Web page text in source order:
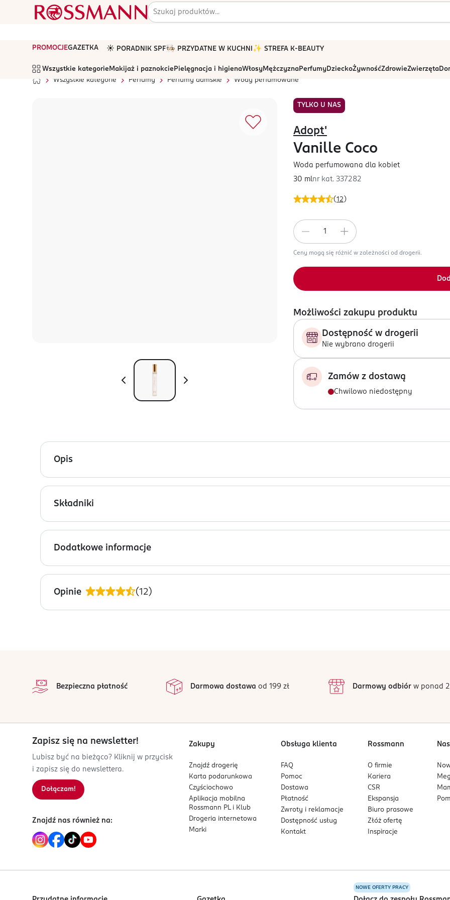
PROMOCJEGAZETKA ☀️ PORADNIK SPF🧑🏻‍🍳 PRZYDATNE W KUCHNI ✨ STREFA K-BEAUTY
Wszystkie kategorie Makijaż i paznokcie Pielęgnacja i higienaWłosyMężczyznaPerfumyDzieckoŻywnośćZdrowieZwierzęta
Wszystkie kategorie
Perfumy Perfumy damskie Wody perfumowane
TYLKO U NAS
(12 )
Adopt'
Vanille Coco
Woda perfumowana dla kobiet
30 mlnr kat. 337282
Ceny mogą się różnić w zależności od drogerii.
Możliwości zakupu produktu
Dostępność w drogerii
Nie wybrano drogerii
Zamów z dostawą
Chwilowo niedostępny
Opis
Adopt' Vanille Coco woda perfumowana dla kobiet o delikatnym i zmysłowym ciepłym aromacie. Zapach ten to
przyjemności! Kokos i wanilia łączą się, tworząc słoneczną podróż. Kwiat orchidei dopełnia ten duet słoneczną,
Składniki
Alcohol Denat. (77% Vol.), Aqua (Water), Parfum (Fragrance), Coumarin, Linalool, Benzyl Benzoate, Benzyl
Dodatkowe informacje
PRZYGOTOWANIE I STOSOWANIE
Spryskaj newralgiczne miejsca ciała: szyję, dekolt oraz przeguby dłoni. Używaj tak często, jak potrzebujesz.
PARIS
FR-Francja
Kod EAN
3 701429 825485
Opinie (12)
2
1
Bezpieczna płatność Darmowa dostawa od 199 zł Darmowy odbiórw ponad
Zapisz się na newsletter!
Lubisz być na bieżąco? Kliknij w przycisk
i zapisz się do newslettera.
Dołączam!
Znajdź nas również na:
Zakupy
Znajdź drogerię
Karta podarunkowa
Czyściochowo
Aplikacja mobilna
Rossmann PL i Klub
Drogeria internetowa
Marki
Obsługa klienta
FAQ
Pomoc
Dostawa
Płatność
Zwroty i reklamacje
Dostępność usług
Kontakt
Rossmann
O firmie
Kariera
CSR
Ekspansja
Biuro prasowe
Złóż ofertę
Inspiracje
NOWE OFERTY PRACY